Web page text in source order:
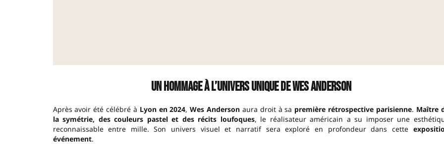
Un hommage à l’univers unique de Wes Anderson
Après avoir été célébré à Lyon en 2024,Wes Anderson aura droit à sa première rétrospective parisienne. Maître
la symétrie, des couleurs pastel et des récits loufoques, le réalisateur américain a su imposer une
reconnaissable entre mille. Son univers visuel et narratif sera exploré en profondeur dans cette
événement.